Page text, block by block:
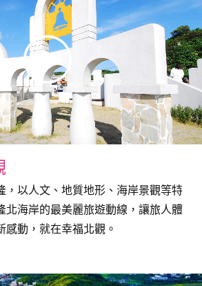
，以人文、地質地形、海岸景觀等特
北海岸的最美麗旅遊動線，讓旅人體
感動，就在幸福北觀。